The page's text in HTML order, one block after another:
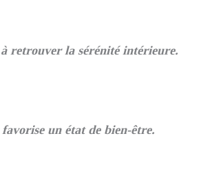
retrouver la sérénité intérieure.
un état de bien-être.